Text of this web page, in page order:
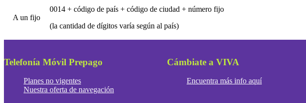
A un fijo
0014 + código de país + código de ciudad + número fijo
(la cantidad de dígitos varía según al país)
Telefonía Móvil Prepago
Planes no vigentes
Nuestra oferta de navegación
Cámbiate a VIVA
Encuentra más info aquí